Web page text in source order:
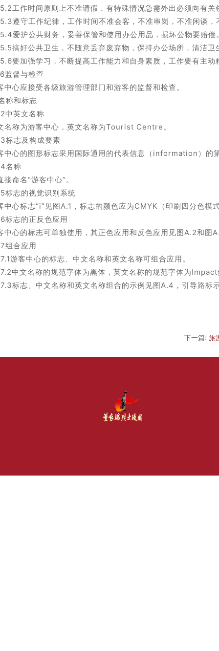
工作时间原则上不准请假，有特殊情况急需外出必须向有关
遵守工作纪律，工作时间不准会客，不准串岗，不准闲谈
爱护公共财务，妥善保管和使用办公用品，损坏公物要赔偿
搞好公共卫生，不随意丢弃废弃物，保持办公场所，清洁卫
要加强学习，不断提高工作能力和自身素质，工作要有主
监督与检查
中心应接受各级旅游管理部门和游客的监督和检查。
称和标志
中英文名称
名称为游客中心，英文名称为Tourist Centre。
标志及构成要素
中心的图形标志采用国际通用的代表信息（information）的
名称
接命名“游客中心”。
标志的视觉识别系统
中心标志“i”见图A.1，标志的颜色应为CMYK（印刷四分色
标志的正反色应用
中心的标志可单独使用，其正色应用和反色应用见图A.2和图
组合应用
游客中心的标志、中文名称和英文名称可组合应用。
中文名称的规范字体为黑体，英文名称的规范字体为
标志、中文名称和英文名称组合的示例见图A.4，引导路标
下一篇: 旅